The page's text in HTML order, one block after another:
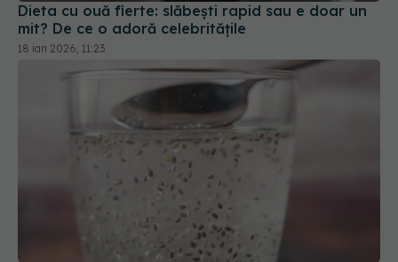
Dieta cu ouă fierte: slăbești rapid sau e doar un
mit? De ce o adoră celebritățile
18 ian 2026, 11:23